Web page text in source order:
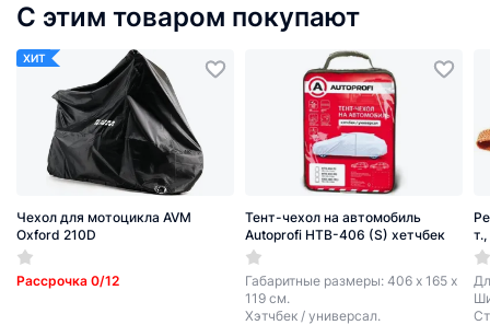
С этим товаром покупают
ХИТ
Чехол для мотоцикла AVM
Oxford 210D
Рассрочка 0/12
Тент-чехол на автомобиль
Autoprofi HTB-406 (S) хетчбек
Габаритные размеры: 406 х 165 х
119 см.
Хэтчбек / универсал.